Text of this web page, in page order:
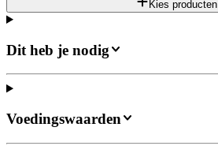
Kies producten
Dit heb je nodig
Voedingswaarden